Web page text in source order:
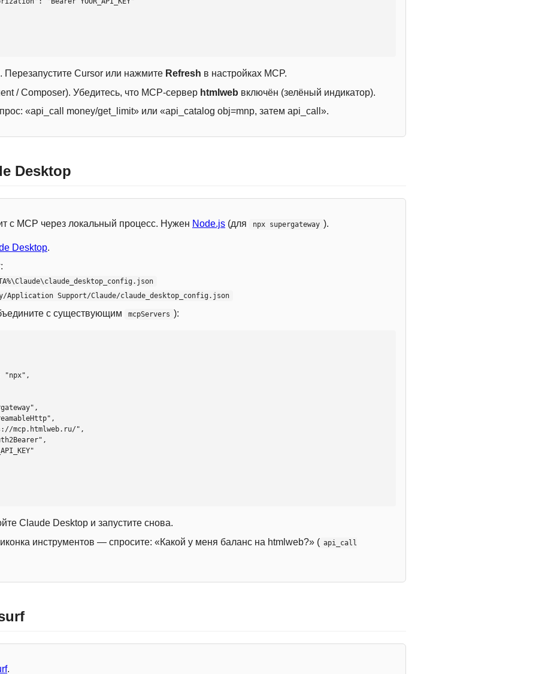
Cursor или нажмите Refresh в настройках MCP.
/ Composer). Убедитесь, что MCP-сервер htmlweb включён (зелёный индикатор).
«api_call money/get_limit» или «api_catalog obj=mnp, затем api_call».
Desktop
с MCP через локальный процесс. Нужен Node.js (для npx supergateway ).
Desktop.
Application Support/Claude/claude_desktop_config.json
с существующим mcpServers ):
Claude Desktop и запустите снова.
инструментов — спросите: «Какой у меня баланс на htmlweb?» ( api_call
.